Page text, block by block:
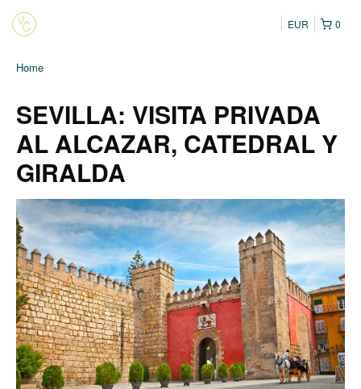
0
EUR
Home
SEVILLA: VISITA PRIVADA
AL ALCAZAR, CATEDRAL Y
GIRALDA